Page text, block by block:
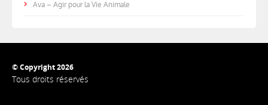
Ava – Agir pour la Vie Animale
© Copyright 2026
Tous droits réservés